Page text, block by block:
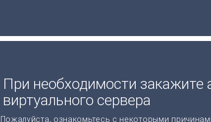
При необходимости закажите
виртуального сервера
Пожалуйста, ознакомьтесь с некоторыми